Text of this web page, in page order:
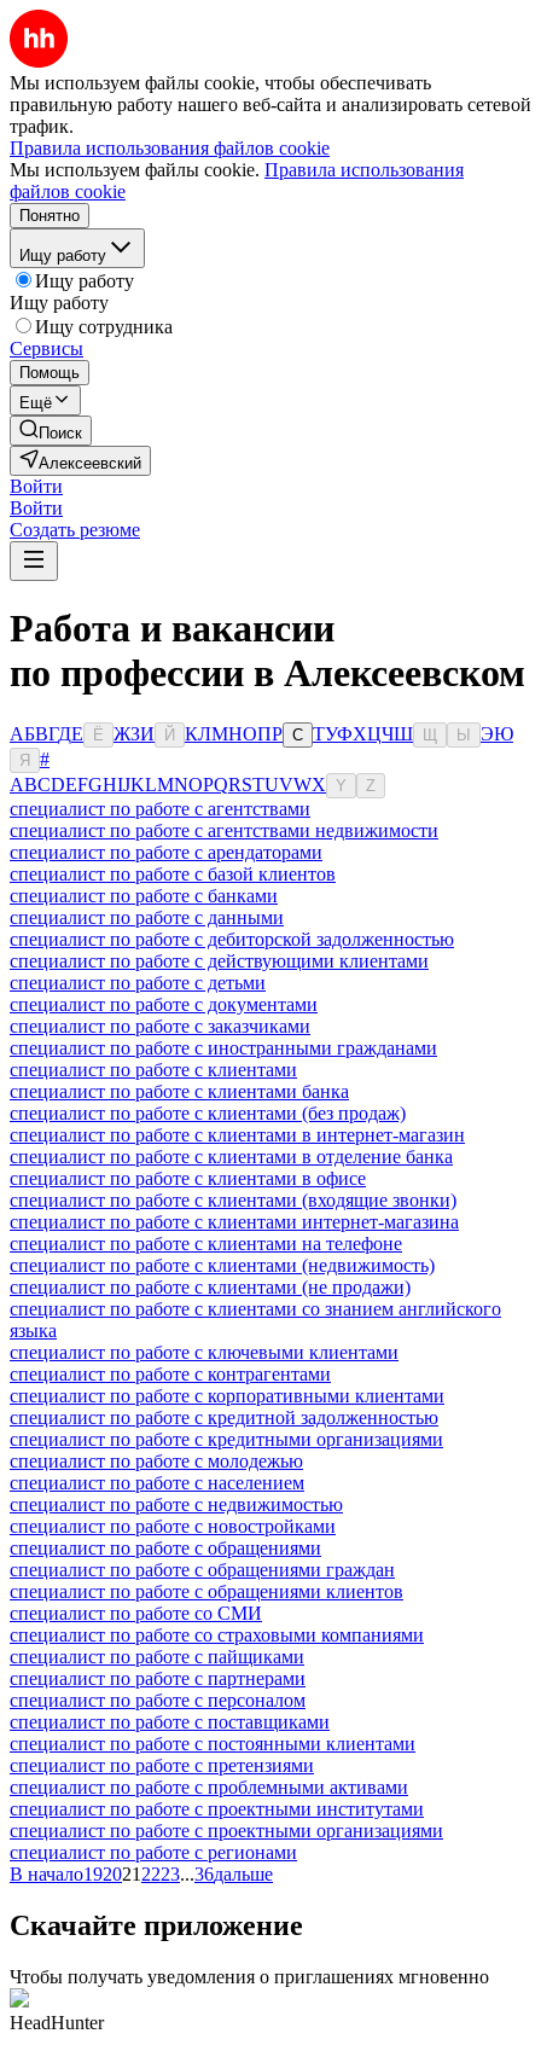
Мы используем файлы cookie, чтобы обеспечивать
правильную работу нашего веб-сайта и анализировать сетевой
трафик.
Правила использования файлов cookie
Мы используем файлы cookie. Правила использования
файлов cookie
Понятно
Ищу работу
Ищу работу
Ищу работу
Ищу сотрудника
Сервисы
Помощь
Ещё
Поиск
Алексеевский
Войти
Войти
Создать резюме
Работа и вакансии
по профессии в Алексеевском
АБВГДЕ Ё ЖЗИ Й КЛМНОПР С ТУФХЦЧШ Ы ЭЮ
Я
#
ABCDEFGHIJKLMNOPQRSTUVWX Y Z
специалист по работе с агентствами
специалист по работе с агентствами недвижимости
специалист по работе с арендаторами
специалист по работе с базой клиентов
специалист по работе с банками
специалист по работе с данными
специалист по работе с дебиторской задолженностью
специалист по работе с действующими клиентами
специалист по работе с детьми
специалист по работе с документами
специалист по работе с заказчиками
специалист по работе с иностранными гражданами
специалист по работе с клиентами
специалист по работе с клиентами банка
специалист по работе с клиентами (без продаж)
специалист по работе с клиентами в интернет-магазин
специалист по работе с клиентами в отделение банка
специалист по работе с клиентами в офисе
специалист по работе с клиентами (входящие звонки)
специалист по работе с клиентами интернет-магазина
специалист по работе с клиентами на телефоне
специалист по работе с клиентами (недвижимость)
специалист по работе с клиентами (не продажи)
специалист по работе с клиентами со знанием английского
языка
специалист по работе с ключевыми клиентами
специалист по работе с контрагентами
специалист по работе с корпоративными клиентами
специалист по работе с кредитной задолженностью
специалист по работе с кредитными организациями
специалист по работе с молодежью
специалист по работе с населением
специалист по работе с недвижимостью
специалист по работе с новостройками
специалист по работе с обращениями
специалист по работе с обращениями граждан
специалист по работе с обращениями клиентов
специалист по работе со СМИ
специалист по работе со страховыми компаниями
специалист по работе с пайщиками
специалист по работе с партнерами
специалист по работе с персоналом
специалист по работе с поставщиками
специалист по работе с постоянными клиентами
специалист по работе с претензиями
специалист по работе с проблемными активами
специалист по работе с проектными институтами
специалист по работе с проектными организациями
специалист по работе с регионами
В начало192021 2223...36дальше
Скачайте приложение
Чтобы получать уведомления о приглашениях мгновенно
HeadHunter